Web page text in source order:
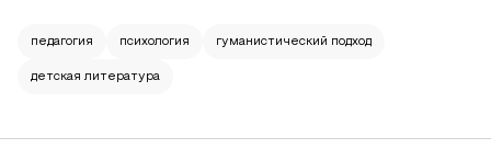
педагогия психология гуманистический подход
детская литература